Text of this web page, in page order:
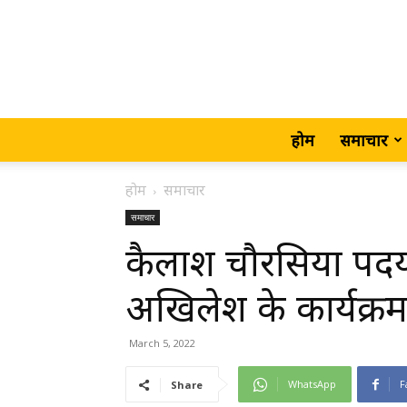
होम समाचार
होम समाचार
समाचार
कैलाश चौरसिया
अखिलेश के
March 5, 2022
Share WhatsApp